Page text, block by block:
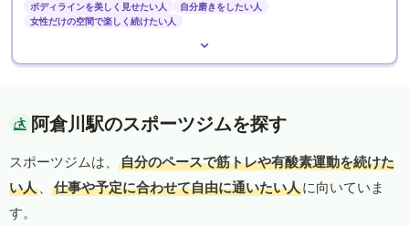
ボディラインを美しく見せたい人
自分磨きをしたい人
女性だけの空間で楽しく続けたい人
阿倉川駅のスポーツジムを探す
スポーツジムは、
自分のペースで筋トレや有酸素運動を続けた
い人 、 仕事や予定に合わせて自由に通いたい人に向いていま
す。